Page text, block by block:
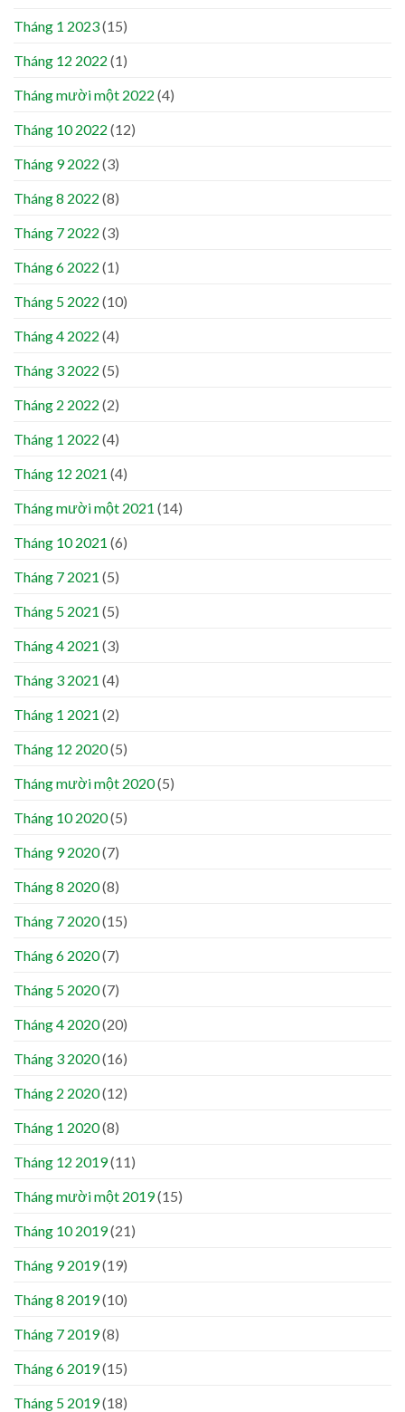
Tháng 1 2023(15)
Tháng 12 2022 (1)
Tháng mười một 2022 (4)
Tháng 10 2022 (12)
Tháng 9 2022 (3)
Tháng 8 2022 (8)
Tháng 7 2022 (3)
Tháng 6 2022 (1)
Tháng 5 2022 (10)
Tháng 4 2022 (4)
Tháng 3 2022 (5)
Tháng 2 2022 (2)
Tháng 1 2022 (4)
Tháng 12 2021 (4)
Tháng mười một 2021 (14)
Tháng 10 2021 (6)
Tháng 7 2021 (5)
Tháng 5 2021 (5)
Tháng 4 2021 (3)
Tháng 3 2021 (4)
Tháng 1 2021 (2)
Tháng 12 2020(5)
Tháng mười một 2020(5)
Tháng 10 2020(5)
Tháng 9 2020(7)
Tháng 8 2020(8)
Tháng 7 2020(15)
Tháng 6 2020(7)
Tháng 5 2020(7)
Tháng 4 2020(20)
Tháng 3 2020(16)
Tháng 2 2020(12)
Tháng 1 2020(8)
Tháng 12 2019(11)
Tháng mười một 2019(15)
Tháng 10 2019(21)
Tháng 9 2019(19)
Tháng 8 2019(10)
Tháng 7 2019(8)
Tháng 6 2019(15)
Tháng 5 2019(18)